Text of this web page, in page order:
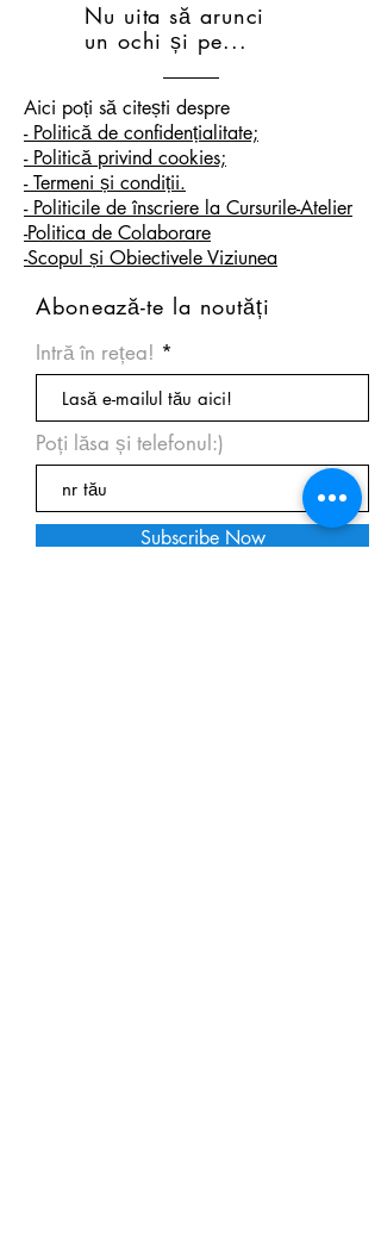
Nu uita să arunci
un ochi și pe...
Aici poți să citești despre
- Politică de confidențialitate;
- Politică privind cookies;
- Termeni și condiții.
- Politicile de înscriere la Cursurile-Atelier
-Politica de Colaborare
-Scopul și Obiectivele Viziunea
Abonează-te la noutăți
Intră în rețea!
Poți lăsa și telefonul:)
Subscribe Now